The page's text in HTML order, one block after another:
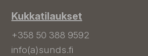
Kukkatilaukset
+358 50 388 9592
info(a)sunds.fi